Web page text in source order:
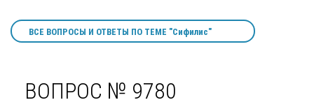
ВСЕ ВОПРОСЫ И ОТВЕТЫ ПО ТЕМЕ "Сифилис"
ВОПРОС № 9780